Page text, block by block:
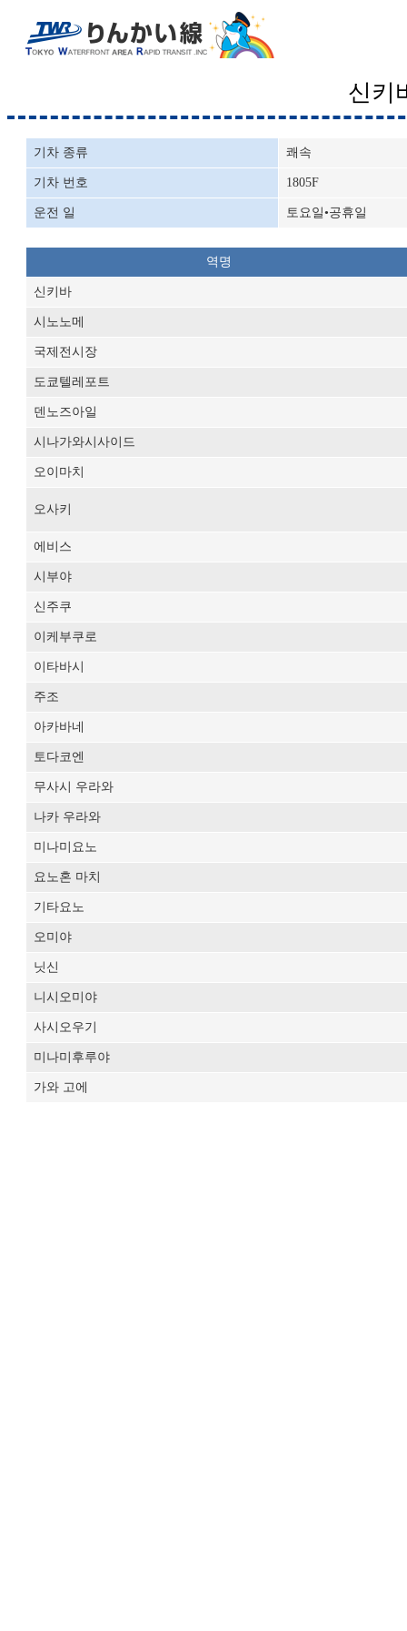
신키
기차 종류 쾌속
기차 번호 1805F
운전 일 토요일•공휴일
역명
신키바
시노노메
국제전시장
도쿄텔레포트
덴노즈아일
시나가와시사이드
오이마치
오사키
에비스
시부야
신주쿠
이케부쿠로
이타바시
주조
아카바네
토다코엔
무사시 우라와
나카 우라와
미나미요노
요노혼 마치
기타요노
오미야
닛신
니시오미야
사시오우기
미나미후루야
가와 고에